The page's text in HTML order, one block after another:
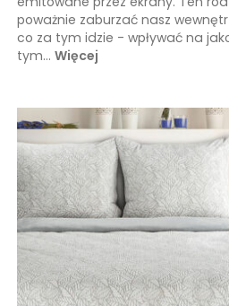
poważnie zaburzać nasz
co za tym idzie - wpływać na
tym... Więcej